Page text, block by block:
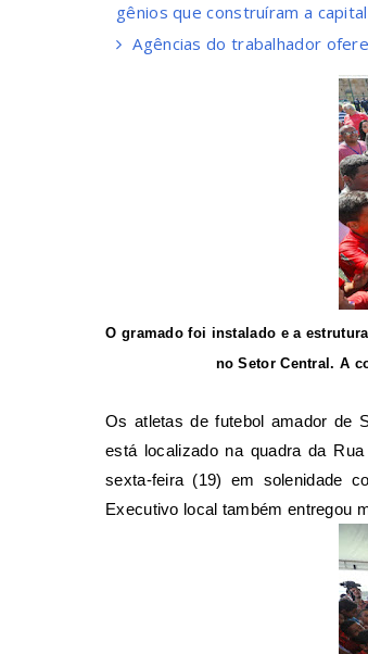
gênios que construíram a capital
Agências do trabalhador
O gramado foi instalado e a
no Setor Central. A
Os atletas de futebol amador de
está localizado na quadra da
sexta-feira (19) em solenidade
Executivo local também entregou